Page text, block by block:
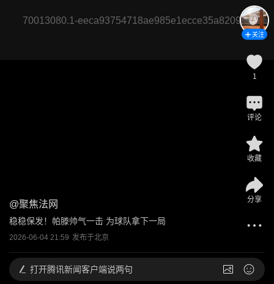
70013080.1-eeca93754718ae985e1ecce35a8209a3
@聚焦法网
稳稳保发！帕滕帅气一击 为球队拿下一局
2026-06-04 21:59 发布于北京
关注
1
评论
收藏
分享
打开腾讯新闻客户端说两句